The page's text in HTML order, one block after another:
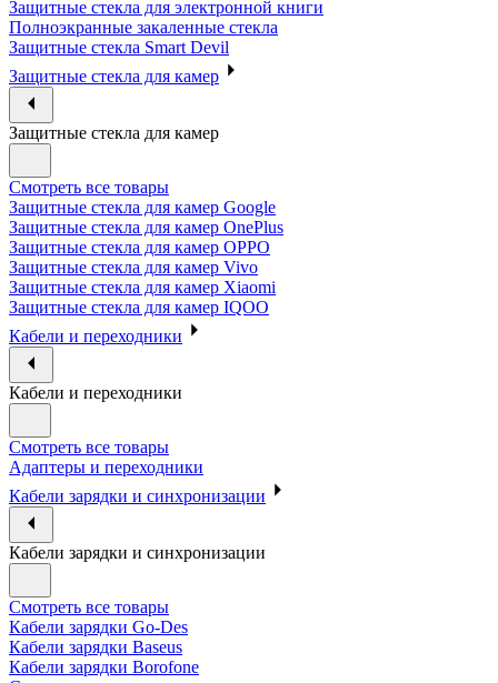
Защитные стекла для электронной книги
Полноэкранные закаленные стекла
Защитные стекла Smart Devil
Защитные стекла для камер
Защитные стекла для камер
Смотреть все товары
Защитные стекла для камер Google
Защитные стекла для камер OnePlus
Защитные стекла для камер OPPO
Защитные стекла для камер Vivo
Защитные стекла для камер Xiaomi
Защитные стекла для камер IQOO
Кабели и переходники
Кабели и переходники
Смотреть все товары
Адаптеры и переходники
Кабели зарядки и синхронизации
Кабели зарядки и синхронизации
Смотреть все товары
Кабели зарядки Go-Des
Кабели зарядки Baseus
Кабели зарядки Borofone